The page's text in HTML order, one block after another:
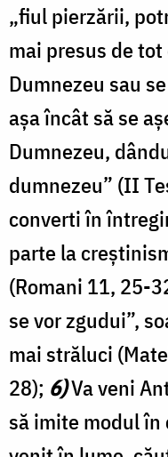
„fiul pierzării,
mai presus de
Dumnezeu sau
aşa încât să se
Dumnezeu,
dumnezeu” (II
converti în
parte la
(Romani 11, 25-
se vor zgudui”,
mai străluci
28); 6)Va veni
să imite modul în